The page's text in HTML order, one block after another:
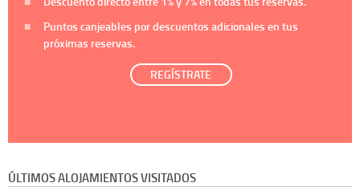
Puntos canjeables por descuentos adicionales en tus
próximas reservas.
REGÍSTRATE
ÚLTIMOS ALOJAMIENTOS VISITADOS